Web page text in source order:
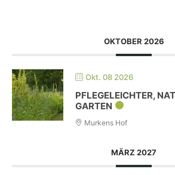
OKTOBER 2026
Okt. 08 2026
PFLEGELEICHTER,
GARTEN
Murkens Hof
MÄRZ 2027